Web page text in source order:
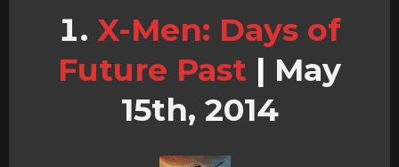
X-Men: Days of
Future Past | May
15th, 2014